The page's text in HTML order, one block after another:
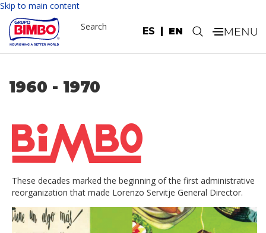
Skip to main content
ES EN
Search .
1960 - 1970
These decades marked the beginning of the first administrative
reorganization that made Lorenzo Servitje General Director.